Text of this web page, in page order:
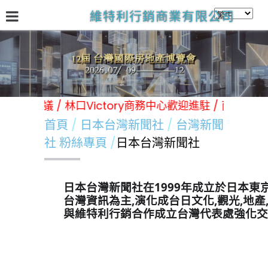
維特利行銷商業有限公司
關於我們 台灣國際房地產展 林口Victory商務中心 日
動 會議 / 林口Victory商務中心歡迎進駐 / 南投海
首頁 日本台灣新聞社
台灣新聞
社 粉絲專頁
日本台灣新聞社
日本台灣新聞社在1999年成立於日本東
台灣資訊為主,演化成台日文化,觀光,地
與維特利行銷合作成立台灣代表處強化